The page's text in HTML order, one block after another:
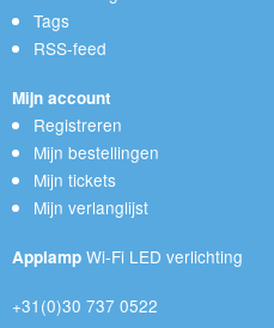
Tags
RSS-feed
Mijn account
Registreren
Mijn bestellingen
Mijn tickets
Mijn verlanglijst
Applamp Wi-Fi LED verlichting
+31(0)30 737 0522